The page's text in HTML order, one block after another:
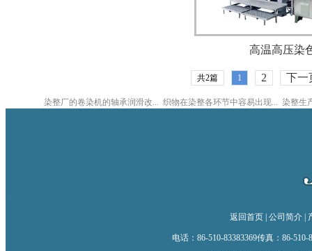
高温高压染
共2篇 1 2 下一
染整厂的卷染机的轴承润滑改... 织物在染整各环节中容易出现... 染整生
返回首页| 公司简介|
电话：86-510-83383369传真：86-510-